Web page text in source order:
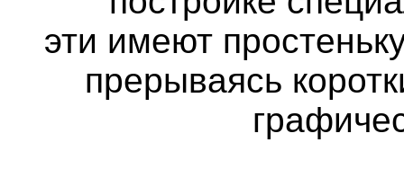
эти имеют
прерываясь